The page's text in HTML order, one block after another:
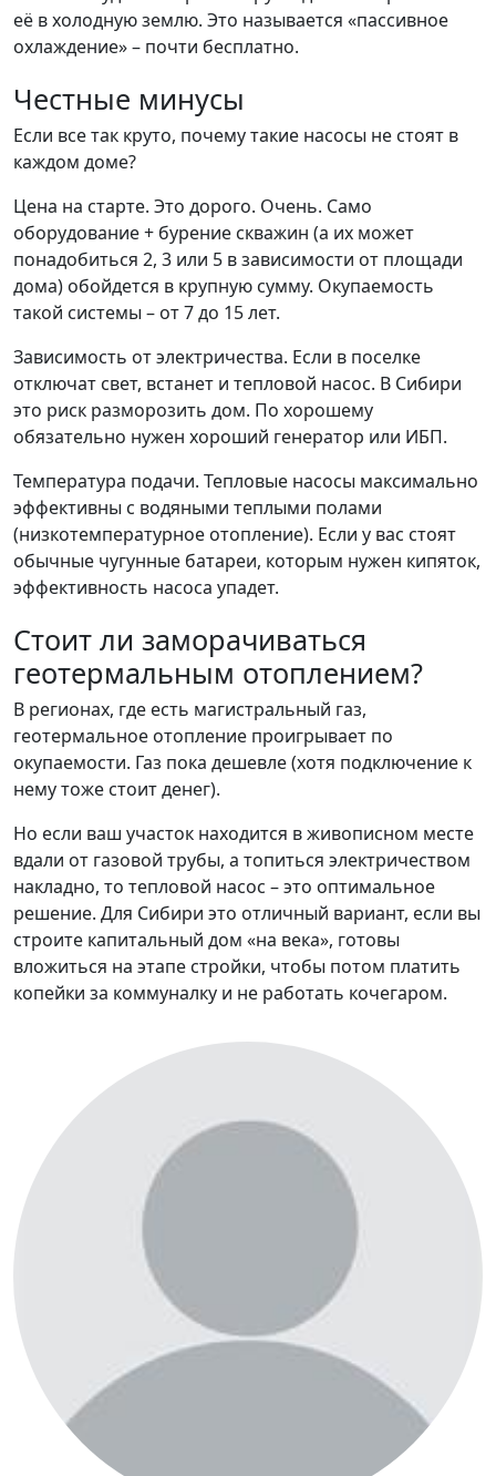
её в холодную землю. Это называется «пассивное
охлаждение» – почти бесплатно.
Честные минусы
Если все так круто, почему такие насосы не стоят в
каждом доме?
Цена на старте. Это дорого. Очень. Само
оборудование + бурение скважин (а их может
понадобиться 2, 3 или 5 в зависимости от площади
дома) обойдется в крупную сумму. Окупаемость
такой системы – от 7 до 15 лет.
Зависимость от электричества. Если в поселке
отключат свет, встанет и тепловой насос. В Сибири
это риск разморозить дом. По хорошему
обязательно нужен хороший генератор или ИБП.
Температура подачи. Тепловые насосы максимально
эффективны с водяными теплыми полами
(низкотемпературное отопление). Если у вас стоят
обычные чугунные батареи, которым нужен кипяток,
эффективность насоса упадет.
Стоит ли заморачиваться
геотермальным отоплением?
В регионах, где есть магистральный газ,
геотермальное отопление проигрывает по
окупаемости. Газ пока дешевле (хотя подключение к
нему тоже стоит денег).
Но если ваш участок находится в живописном месте
вдали от газовой трубы, а топиться электричеством
накладно, то тепловой насос – это оптимальное
решение. Для Сибири это отличный вариант, если вы
строите капитальный дом «на века», готовы
вложиться на этапе стройки, чтобы потом платить
копейки за коммуналку и не работать кочегаром.